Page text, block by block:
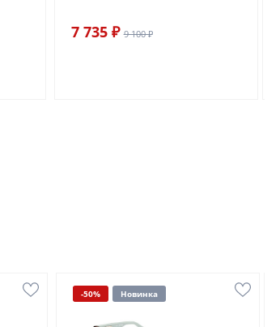
7 735 ₽ 9 100 ₽
-50% Новинка